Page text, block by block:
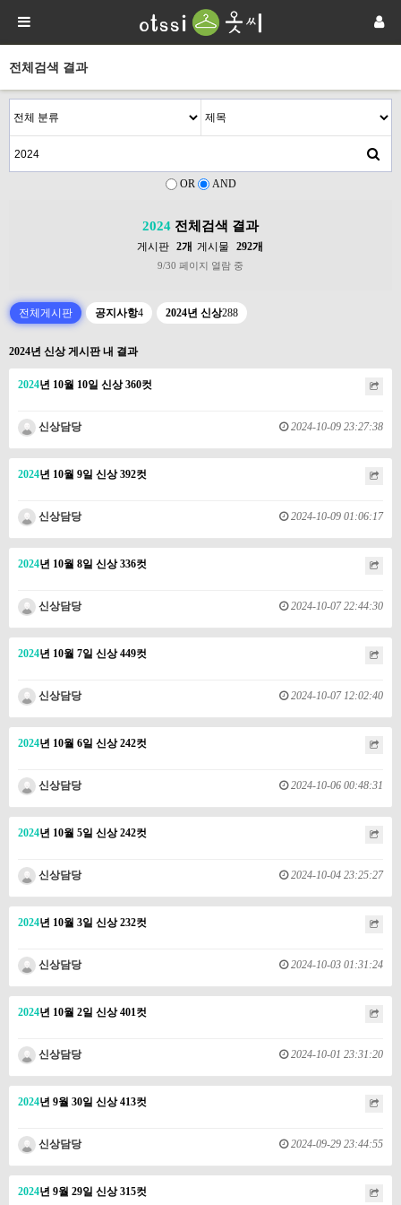
전체검색 결과
OR AND
2024 전체검색 결과
게시판 2개 게시물 292개
9/30 페이지 열람 중
전체게시판 공지사항4 2024년 신상288
2024년 신상 게시판 내 결과
2024년 10월 10일 신상 360컷
신상담당 2024-10-09 23:27:38
2024년 10월 9일 신상 392컷
신상담당 2024-10-09 01:06:17
2024년 10월 8일 신상 336컷
신상담당 2024-10-07 22:44:30
2024년 10월 7일 신상 449컷
신상담당 2024-10-07 12:02:40
2024년 10월 6일 신상 242컷
신상담당 2024-10-06 00:48:31
2024년 10월 5일 신상 242컷
신상담당 2024-10-04 23:25:27
2024년 10월 3일 신상 232컷
신상담당 2024-10-03 01:31:24
2024년 10월 2일 신상 401컷
신상담당 2024-10-01 23:31:20
2024년 9월 30일 신상 413컷
신상담당 2024-09-29 23:44:55
2024년 9월 29일 신상 315컷